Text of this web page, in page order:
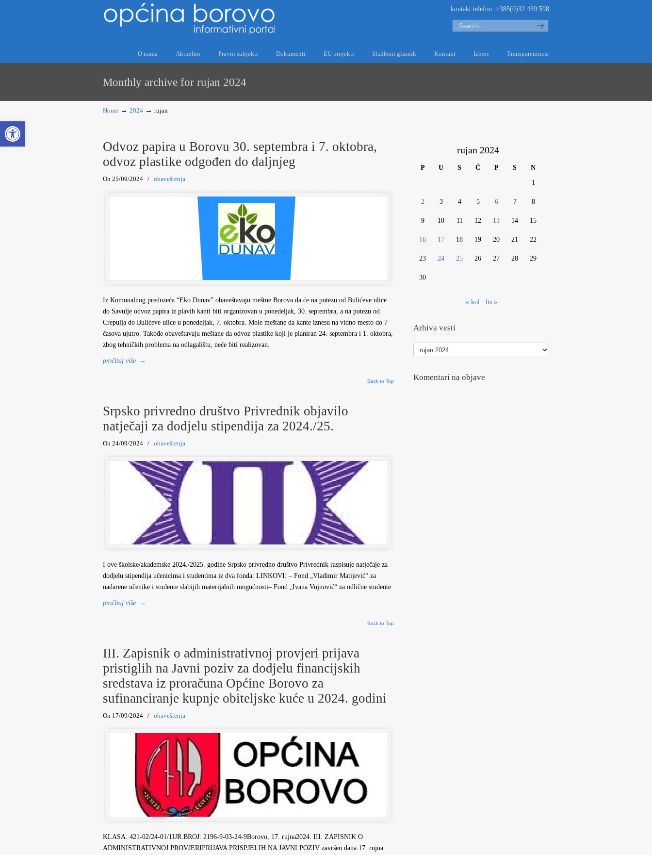
Open toolbar
kontakt telefon: +385(0)32 439 598
Search
O nama Aktuelno Pravni subjekti Dokumenti EU projekti Službeni glasnik Kontakt Izbori Transparentnost
Monthly archive for rujan 2024
Home → 2024 → rujan
Odvoz papira u Borovu 30. septembra i 7. oktobra,
odvoz plastike odgođen do daljnjeg
On 25/09/2024 / obaveštenja
Iz Komunalnog preduzeća “Eko Dunav” obaveštavaju meštne Borova da će na potezu od Bulićeve ulice
do Savulje odvoz papira iz plavih kanti biti organizovan u ponedeljak, 30. septembra, a na potezu od
Crepulja do Bulićeve ulice u ponedeljak, 7. oktobra. Mole meštane da kante iznesu na vidno mesto do 7
časova ujutro. Takođe obaveštavaju meštane da odvoz plastike koji je planiran 24. septembra i 1. oktobra,
zbog tehničkih problema na odlagalištu, neće biti realizovan.
pročitaj više →
Back to Top
Srpsko privredno društvo Privrednik objavilo
natječaji za dodjelu stipendija za 2024./25.
On 24/09/2024 / obaveštenja
I ove školske/akademske 2024./2025. godine Srpsko privredno društvo Privrednik raspisuje natječaje za
dodjelu stipendija učenicima i studentima iz dva fonda: LINKOVI: – Fond „Vladimir Matijević“ za
nadarene učenike i studente slabijih materijalnih mogućnosti– Fond „Ivana Vujnović“ za odlične studente
pročitaj više →
Back to Top
III. Zapisnik o administrativnoj provjeri prijava
pristiglih na Javni poziv za dodjelu financijskih
sredstava iz proračuna Općine Borovo za
sufinanciranje kupnje obiteljske kuće u 2024. godini
On 17/09/2024 / obaveštenja
KLASA: 421-02/24-01/1UR.BROJ: 2196-9-03-24-9Borovo, 17. rujna2024. III. ZAPISNIK O
ADMINISTRATIVNOJ PROVJERIPRIJAVA PRISPJELIH NA JAVNI POZIV završen dana 17. rujna
rujan 2024
P U S Č P S N
1
2 3 4 5 6 7 8
9 10 11 12 13 14 15
16 17 18 19 20 21 22
23 24 25 26 27 28 29
30
« kol lis »
Arhiva vesti
Arhiva
vesti
Komentari na objave